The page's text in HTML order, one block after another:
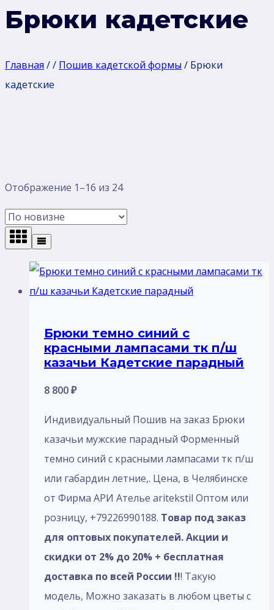
Брюки кадетские
Главная // Пошив кадетской формы / Брюки
кадетские
Отображение 1–16 из 24Сортировка:
самые
недавние
Брюки темно синий с
красными лампасами тк п/ш
казачьи Кадетские парадный
8 800₽
Индивидуальный Пошив на заказ Брюки
казачьи мужские парадный Форменный
темно синий с красными лампасами тк п/ш
или габардин летние,. Цена, в Челябинске
от Фирма АРИ Ателье aritekstil Оптом или
розницу, +79226990188. Товар под заказ
для оптовых покупателей. Акции и
скидки от 2% до 20% + бесплатная
доставка по всей России !!! Такую
модель, Mожно заказать в любом цветы с